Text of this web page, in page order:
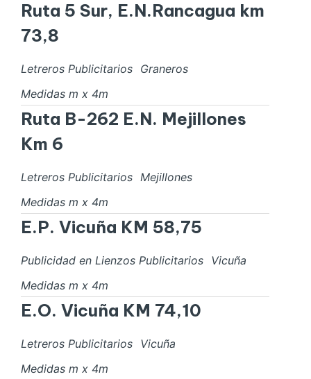
Ruta 5 Sur, E.N.Rancagua km
73,8
Letreros Publicitarios Graneros
Medidas m x 4m
Ruta B-262 E.N. Mejillones
Km 6
Letreros Publicitarios Mejillones
Medidas m x 4m
E.P. Vicuña KM 58,75
Publicidad en Lienzos Publicitarios Vicuña
Medidas m x 4m
E.O. Vicuña KM 74,10
Letreros Publicitarios Vicuña
Medidas m x 4m